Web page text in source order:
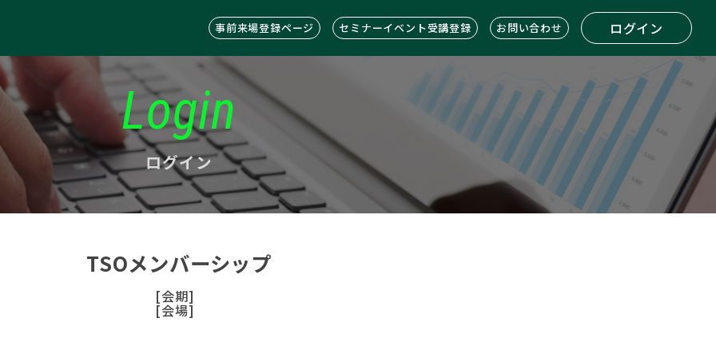
事前来場登録ページ セミナーイベント受講登録 お問い合わせ ログイン
Login
ログイン
TSOメンバーシップ
[会期]
[会場]